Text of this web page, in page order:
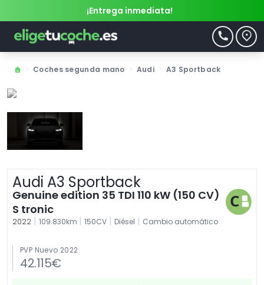
¡Entrega inmediata!
Coches segunda mano Audi A3 Sportback
Audi A3 Sportback
Genuine edition 35 TDI 110 kW (150 CV)
S tronic
2022 | 109.830km | 150CV | Diésel | Cambio automático
PVP Nuevo 2022
42.115€